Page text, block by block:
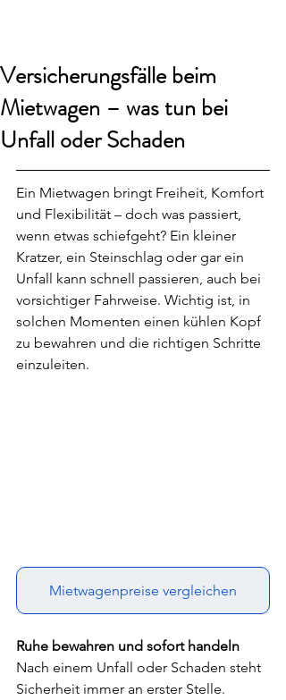
Versicherungsfälle beim
Mietwagen – was tun bei
Unfall oder Schaden
Ein Mietwagen bringt Freiheit, Komfort
und Flexibilität – doch was passiert,
wenn etwas schiefgeht? Ein kleiner
Kratzer, ein Steinschlag oder gar ein
Unfall kann schnell passieren, auch bei
vorsichtiger Fahrweise. Wichtig ist, in
solchen Momenten einen kühlen Kopf
zu bewahren und die richtigen Schritte
einzuleiten.
Mietwagenpreise vergleichen
Ruhe bewahren und sofort handeln
Nach einem Unfall oder Schaden steht
Sicherheit immer an erster Stelle.